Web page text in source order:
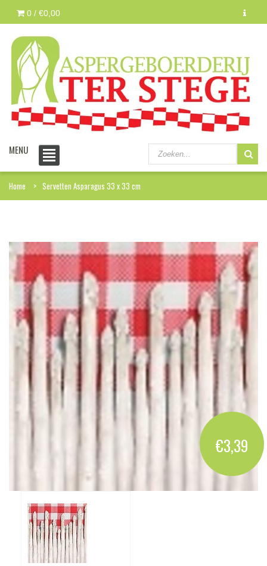
0 / €0,00
MENU
Home Servetten Asparagus 33 x 33 cm
€3,39